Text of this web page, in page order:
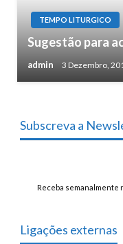
TEMPO LITURGICO
Sugestão para
admin 3 Dezembro,
Subscreva a
Receba semanalmente
Ligações externas